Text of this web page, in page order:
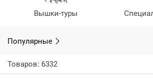
Вышки-туры
Популярные
Товаров: 6332